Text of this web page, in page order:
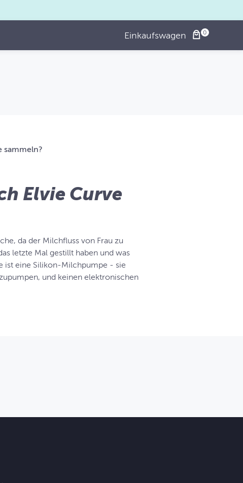
Einkaufswagen
sammeln?
Elvie Curve
da der Milchfluss von Frau zu
letzte Mal gestillt haben und was
ist eine Silikon-Milchpumpe - sie
und keinen elektronischen